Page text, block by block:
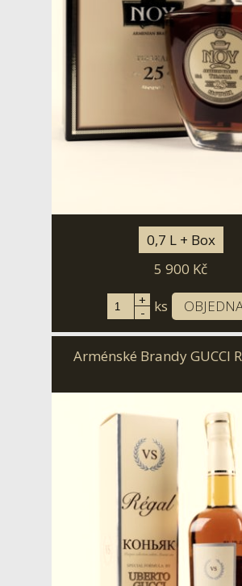
0,7 L + Box
5 900 Kč
+
- ks
Arménské Brandy GUCCI